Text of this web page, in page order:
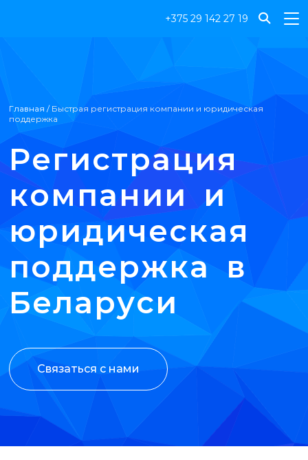
+375 29 142 27 19
в Беларуси с гарантированным соблюдением
Главная / Быстрая регистрация компании и юридическая
поддержка
Регистрация
компании и
юридическая
поддержка в
Беларуси
Связаться с нами